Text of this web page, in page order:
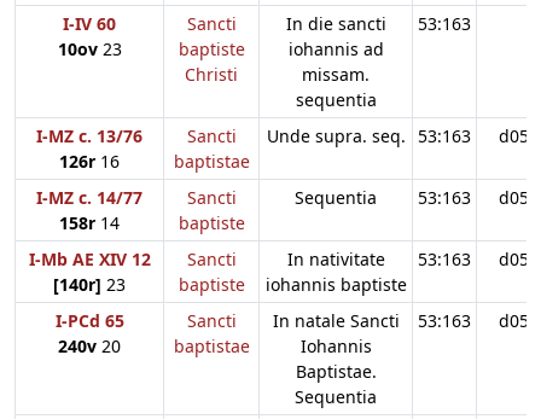
I-IV 60
10ov23
Sancti
baptiste
Christi
In die sancti
iohannis ad
missam.
sequentia
53:163
I-MZ c. 13/76
126r 16
Sancti
baptistae
Unde supra. seq. 53:163 d05
I-MZ c. 14/77
158r 14
Sancti
baptiste
Sequentia 53:163 d05
I-Mb AE XIV 12
[140r] 23
Sancti
baptiste
In nativitate
iohannis baptiste
53:163 d05
I-PCd 65
240v 20
Sancti
baptistae
In natale Sancti
Iohannis
Baptistae.
Sequentia
53:163 d05